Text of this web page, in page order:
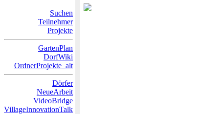
Suchen
Teilnehmer
Projekte
GartenPlan
DorfWiki
OrdnerProjekte_alt
Dörfer
NeueArbeit
VideoBridge
VillageInnovationTalk